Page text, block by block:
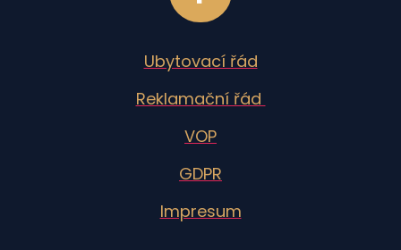
Ubytovací řád
Reklamační řád
VOP
GDPR
Impresum